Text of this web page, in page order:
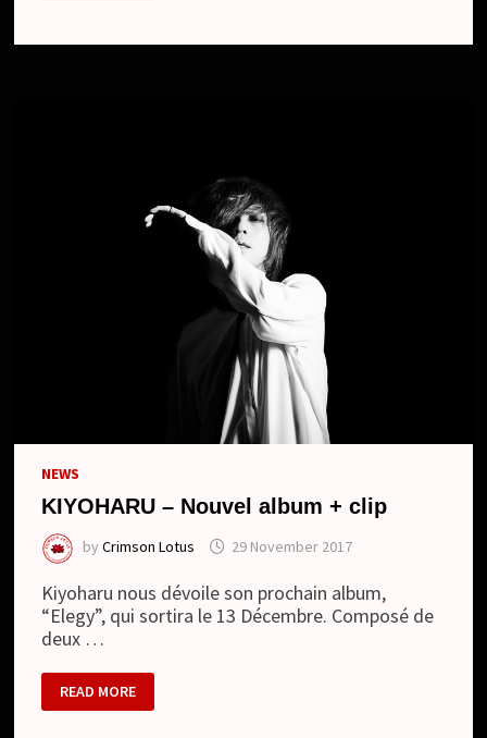
APERÇU
ET
NEWS
KIYOHARU – Nouvel album + clip
byCrimson Lotus 29 November 2017
Kiyoharu nous dévoile son prochain album,
“Elegy”, qui sortira le 13 Décembre. Composé de
deux …
KIYOHARU
–
NOUVEL
READ MORE